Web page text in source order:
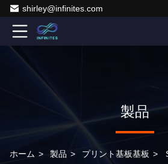
shirley@infinites.com
製品
ホーム > 製品 > プリント基板基板 >